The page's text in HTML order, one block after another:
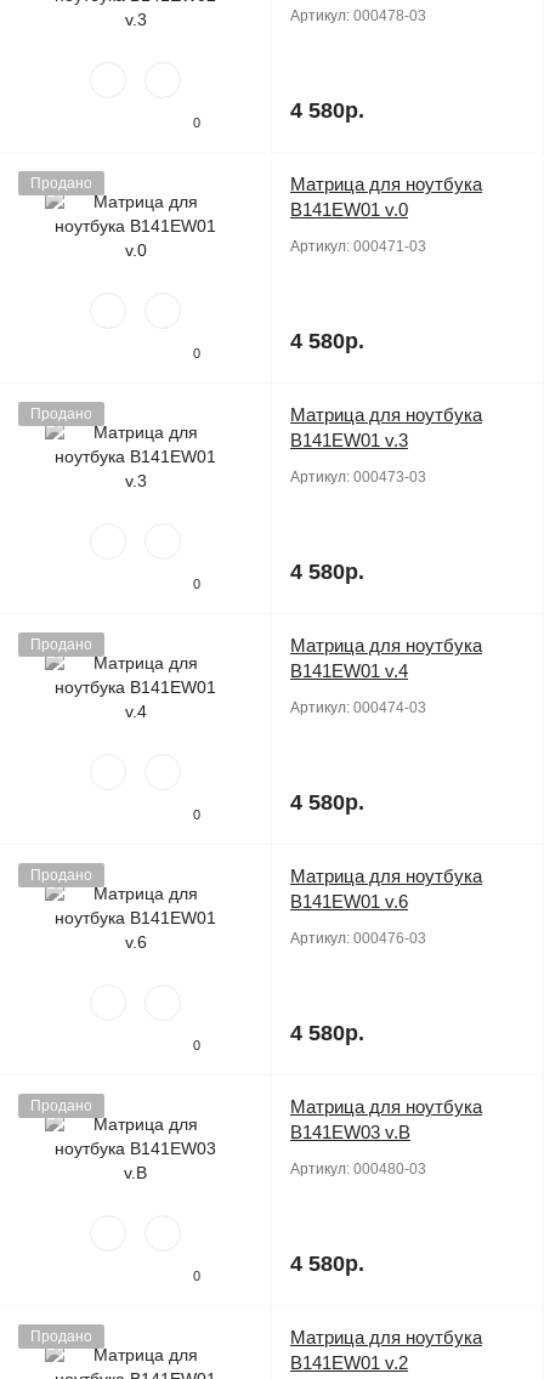
0
Артикул: 000478-03
4 580р.
Продано
0
Матрица для ноутбука
B141EW01 v.0
Артикул: 000471-03
4 580р.
Продано
0
Матрица для ноутбука
B141EW01 v.3
Артикул: 000473-03
4 580р.
Продано
0
Матрица для ноутбука
B141EW01 v.4
Артикул: 000474-03
4 580р.
Продано
0
Матрица для ноутбука
B141EW01 v.6
Артикул: 000476-03
4 580р.
Продано
0
Матрица для ноутбука
B141EW03 v.B
Артикул: 000480-03
4 580р.
Продано
Матрица для ноутбука
B141EW01 v.2